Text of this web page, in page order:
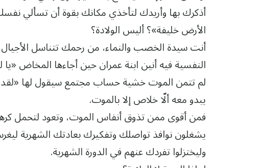
أذكرك بها وأريدك لتأخذي مكانك بقوة أن تسألي
الأرض خليفة»؟ أليس الولادة؟
أنت سيدة الخصب والنماء، من رحمك تتناسل
النفسية فيه أنين ابنة عمران حين أجاءها المخاض
لم تتمن الموت خشية حساب مجتمع سيقول لها
يبدو معه ألّا خلاص إلا بالموت.
فمن أقوى ممن تذوق أنفاس الموت، وتعود لتحمل
يشغلون نوافذ تواصلك وتفكيرك بعادتك الشهرية
وليختزلوا تفردك عنهم في الدورة الشهرية.